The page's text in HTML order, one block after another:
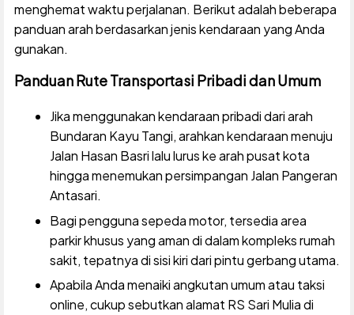
menghemat waktu perjalanan. Berikut adalah beberapa
panduan arah berdasarkan jenis kendaraan yang Anda
gunakan.
Panduan Rute Transportasi Pribadi dan Umum
Jika menggunakan kendaraan pribadi dari arah
Bundaran Kayu Tangi, arahkan kendaraan menuju
Jalan Hasan Basri lalu lurus ke arah pusat kota
hingga menemukan persimpangan Jalan Pangeran
Antasari.
Bagi pengguna sepeda motor, tersedia area
parkir khusus yang aman di dalam kompleks rumah
sakit, tepatnya di sisi kiri dari pintu gerbang utama.
Apabila Anda menaiki angkutan umum atau taksi
online, cukup sebutkan alamat RS Sari Mulia di